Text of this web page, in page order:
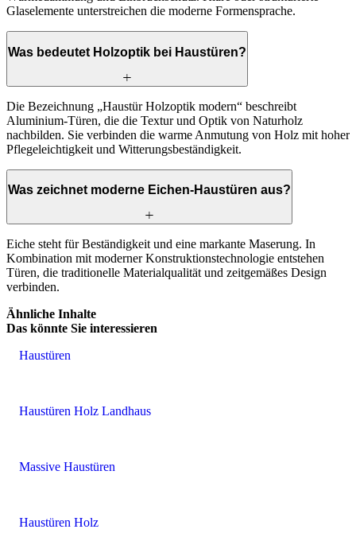
Glaselemente unterstreichen die moderne Formensprache.
Was bedeutet Holzoptik bei Haustüren?
Die Bezeichnung „Haustür Holzoptik modern“ beschreibt
Aluminium-Türen, die die Textur und Optik von Naturholz
nachbilden. Sie verbinden die warme Anmutung von Holz mit hoher
Pflegeleichtigkeit und Witterungsbeständigkeit.
Was zeichnet moderne Eichen-Haustüren aus?
Eiche steht für Beständigkeit und eine markante Maserung. In
Kombination mit moderner Konstruktionstechnologie entstehen
Türen, die traditionelle Materialqualität und zeitgemäßes Design
verbinden.
Ähnliche Inhalte
Das könnte Sie interessieren
Haustüren
Haustüren Holz Landhaus
Massive Haustüren
Haustüren Holz